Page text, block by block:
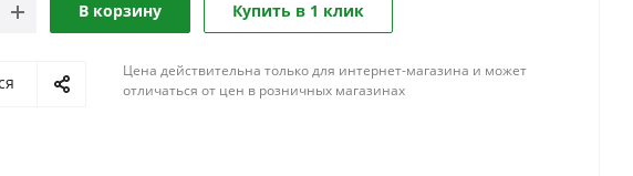
В корзину Купить в 1 клик
Цена действительна только для интернет-магазина и может
отличаться от цен в розничных магазинах